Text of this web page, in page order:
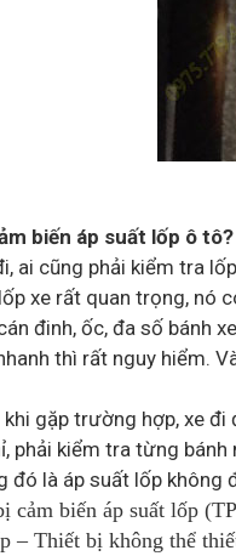
biến áp suất lốp ô tô?
ai cũng phải kiểm tra
xe rất quan trọng, nó
đinh, ốc, đa số bánh
thì rất nguy hiểm.
gặp trường hợp, xe
phải kiểm tra từng bánh
đó là áp suất lốp không
cảm biến áp suất lốp
– Thiết bị không thể